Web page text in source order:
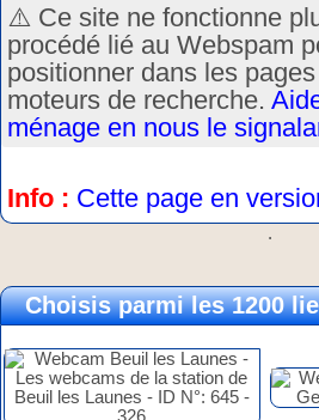
⚠️ Ce site ne fonctionne
procédé lié au Webspam
positionner dans les
moteurs de recherche.
ménage en nous le
Info : Cette page en
.
Choisis parmi les 1200